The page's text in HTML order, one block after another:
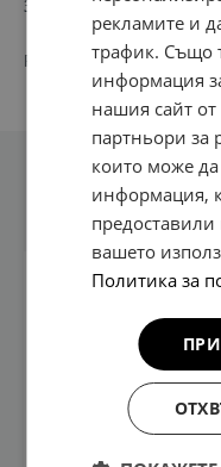
Заключва се за
PN: 66700 AD E00
За един
велосипед
Максимално
рекламите и
трафик. Също
информация
нашия сайт
партньори за
които може
информация,
вашето
Политика за